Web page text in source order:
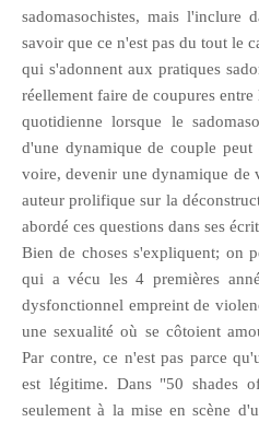
sadomasochistes, mais
savoir que ce n'est pas du tout le
qui s'adonnent aux pratiques
réellement faire de coupures
quotidienne lorsque le
d'une dynamique de couple peut
voire, devenir une dynamique de
auteur prolifique sur la
abordé ces questions dans ses
Bien de choses s'expliquent; on
qui a vécu les 4 premières
dysfonctionnel empreint de
une sexualité où se côtoient
Par contre, ce n'est pas parce
est légitime. Dans "50 shades
seulement à la mise en scène